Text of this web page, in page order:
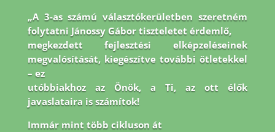
„A 3-as számú választókerületben szeretném
folytatni Jánossy Gábor tiszteletet érdemlő,
megkezdett fejlesztési elképzeléseinek
megvalósítását, kiegészítve további ötletekkel
– ez
utóbbiakhoz az Önök, a Ti, az ott élők
javaslataira is számítok!
Immár mint több cikluson át